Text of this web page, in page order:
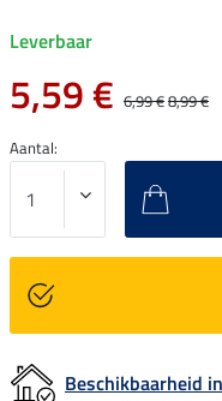
Leverbaar
5,59 € 6,99 €8,99 €
Aantal:
Beschikbaarheid